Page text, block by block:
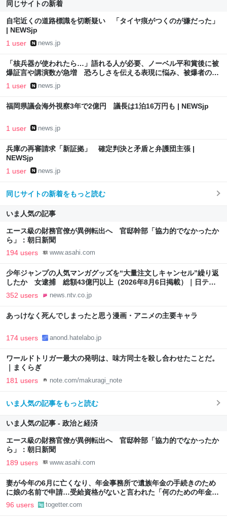
同じサイトの新着
自宅近くの道路標識を切断疑い 「タイヤ痕がつくのが嫌だった」
| NEWSjp
1 user news.jp
「核兵器が使われたら…」語れる人が必要、ノーベル平和賞後に被
爆証言や講演数が急増 恐ろしさを伝える表現に悩み、被爆者の思
いをつなぐには | NEWSjp
1 user news.jp
福岡県議会海外視察3年で2億円 議長は1泊16万円も | NEWSjp
1 user news.jp
兵庫の再審請求「新証拠」 確定判決と矛盾と弁護団主張 |
NEWSjp
1 user news.jp
同じサイトの新着をもっと読む
いま人気の記事
エース級の財務官僚が異例転出へ 官邸幹部「協力的でなかったか
ら」：朝日新聞
194 users www.asahi.com
少年ジャンプの人気マンガグッズを“大量注文しキャンセル”繰り返
したか 女逮捕 総額43億円以上（2026年8月6日掲載）｜日テレ
NEWS NNN
352 users news.ntv.co.jp
あっけなく死んでしまったと思う漫画・アニメの主要キャラ
174 users anond.hatelabo.jp
ワールドトリガー最大の発明は、味方同士を殺し合わせたことだ。
｜まくらぎ
181 users note.com/makuragi_note
いま人気の記事をもっと読む
いま人気の記事 - 政治と経済
エース級の財務官僚が異例転出へ 官邸幹部「協力的でなかったか
ら」：朝日新聞
189 users www.asahi.com
妻が今年の6月に亡くなり、年金事務所で遺族年金の手続きのため
に娘の名前で申請…受給資格がないと言われた「何のための年金な
のか」→貯金と考えるか？保険と考えるか？で違う
96 users togetter.com